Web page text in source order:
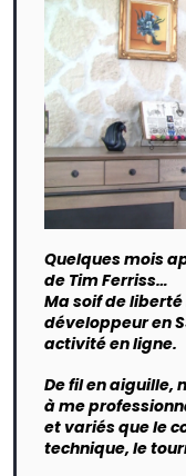
Quelques mois
de Tim Ferriss…
Ma soif de
développeur en
activité en ligne.
De fil en aiguille,
à me
et variés que le
technique, le